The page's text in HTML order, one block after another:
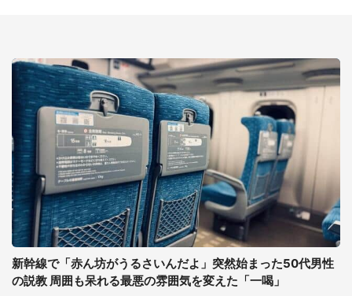
新幹線で「赤ん坊がうるさいんだよ」突然始まった50代男性
の説教 周囲も呆れる最悪の雰囲気を変えた「一喝」